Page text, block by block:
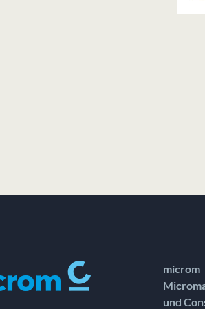
microm
und